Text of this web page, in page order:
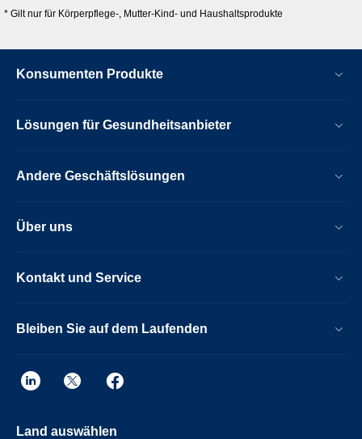
* Gilt nur für Körperpflege-, Mutter-Kind- und Haushaltsprodukte
Konsumenten Produkte
Lösungen für Gesundheitsanbieter
Andere Geschäftslösungen
Über uns
Kontakt und Service
Bleiben Sie auf dem Laufenden
Land auswählen